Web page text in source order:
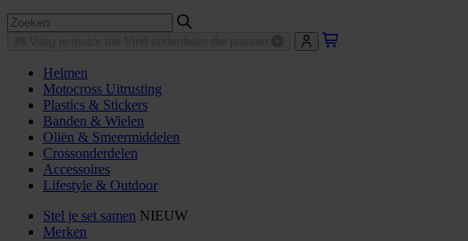
Helmen
Motocross Uitrusting
Plastics & Stickers
Banden & Wielen
Oliën & Smeermiddelen
Crossonderdelen
Accessoires
Lifestyle & Outdoor
Stel je set samen NIEUW
Merken